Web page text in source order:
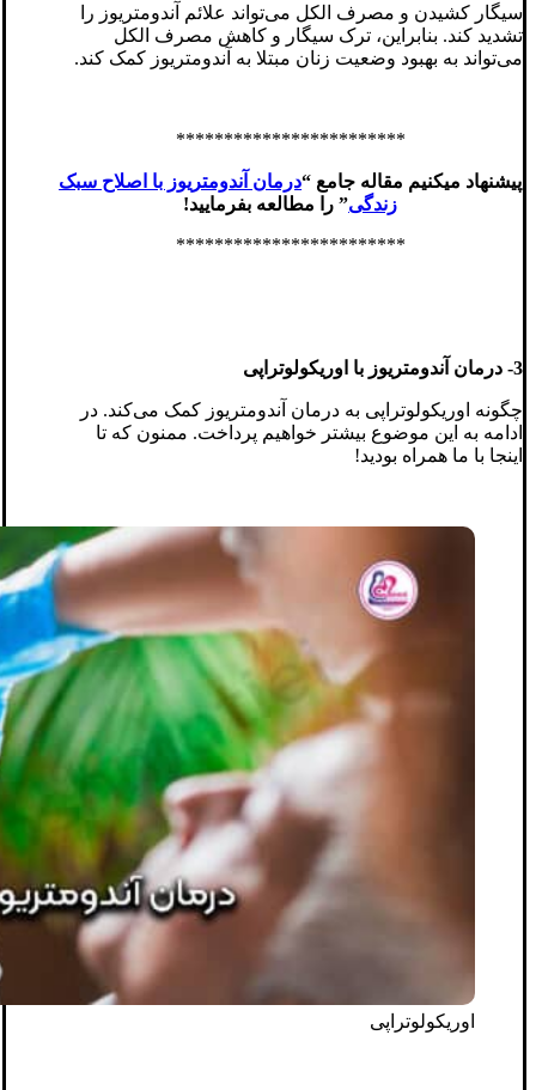
سیگار کشیدن و مصرف الکل می‌تواند علائم آندومتریوز را
تشدید کند. بنابراین، ترک سیگار و کاهش مصرف الکل
می‌تواند به بهبود وضعیت زنان مبتلا به آندومتریوز کمک کند.
************************
پیشنهاد میکنیم مقاله جامع “درمان آندومتریوز با اصلاح سبک
زندگی” را مطالعه بفرمایید!
************************
3- درمان‌ آندومتریوز با اوریکولوتراپی
چگونه اوریکولوتراپی به درمان آندومتریوز کمک می‌کند. در
ادامه به این موضوع بیشتر خواهیم پرداخت. ممنون که تا
اینجا با ما همراه بودید!
اوریکولوتراپی